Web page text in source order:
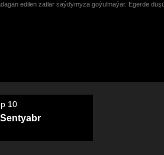
edilen zatlar saýdymyza goýulmaýar. Egerde
10